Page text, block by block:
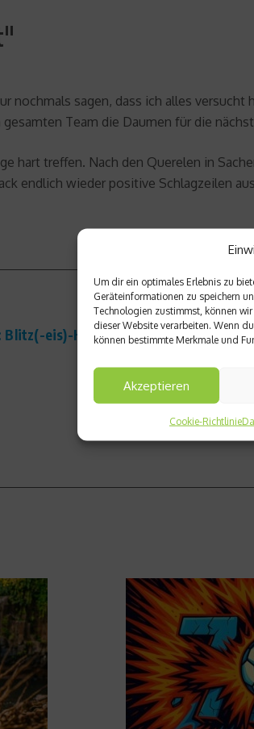
Um dir ein optimales Erlebnis zu
Geräteinformationen zu speichern
Technologien zustimmst, können
dieser Website verarbeiten. Wenn
können bestimmte Merkmale und
Akzeptieren
Cookie-Richtlinie
nochmals sagen, dass ich alles
Team die Daumen für die
hart treffen. Nach den Querelen in
endlich wieder positive Schlagzeilen
Blitz(-eis)-Hochzeit in Salzburg